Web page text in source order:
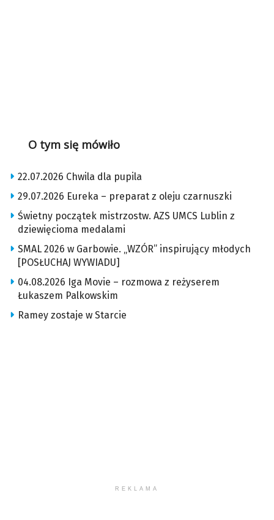
O tym się mówiło
22.07.2026 Chwila dla pupila
29.07.2026 Eureka – preparat z oleju czarnuszki
Świetny początek mistrzostw. AZS UMCS Lublin z
dziewięcioma medalami
SMAL 2026 w Garbowie. „WZÓR” inspirujący młodych
[POSŁUCHAJ WYWIADU]
04.08.2026 Iga Movie – rozmowa z reżyserem
Łukaszem Palkowskim
Ramey zostaje w Starcie
REKLAMA